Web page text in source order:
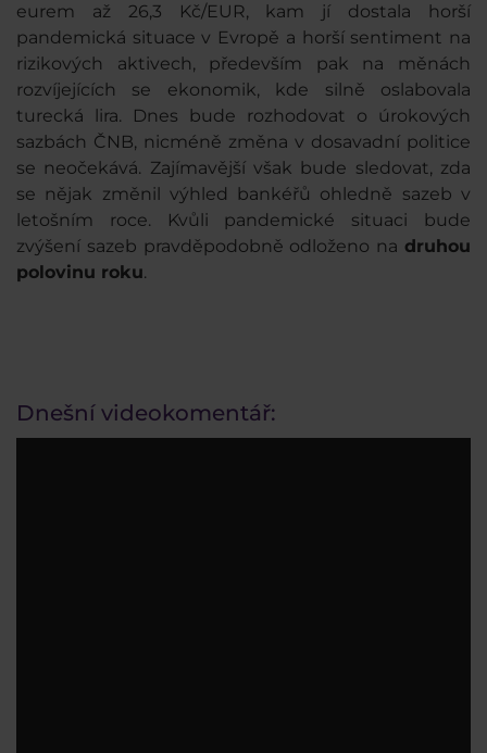
eurem až 26,3 Kč/EUR, kam jí dostala horší
pandemická situace v Evropě a horší sentiment na
rizikových aktivech, především pak na měnách
rozvíjejících se ekonomik, kde silně oslabovala
turecká lira. Dnes bude rozhodovat o úrokových
sazbách ČNB, nicméně změna v dosavadní politice
se neočekává. Zajímavější však bude sledovat, zda
se nějak změnil výhled bankéřů ohledně sazeb v
letošním roce. Kvůli pandemické situaci bude
zvýšení sazeb pravděpodobně odloženo na druhou
polovinu roku.
Dnešní videokomentář: